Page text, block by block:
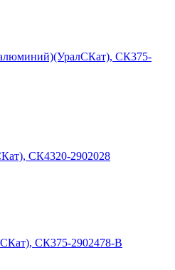
СК375-
СК4320-2902028
СК375-2902478-В